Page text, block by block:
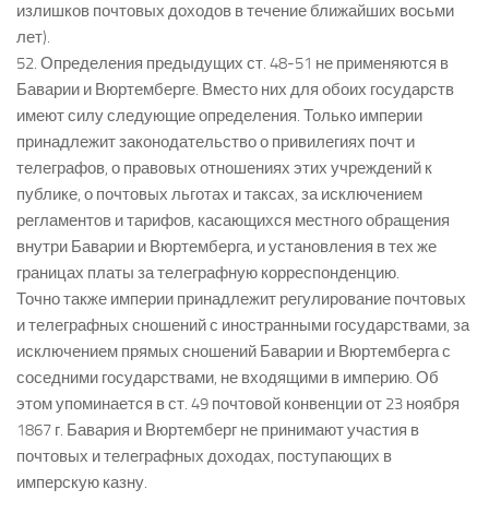
излишков почтовых доходов в течение ближайших восьми
лет).
52. Определения предыдущих ст. 48-51 не применяются в
Баварии и Вюртемберге. Вместо них для обоих государств
имеют силу следующие определения. Только империи
принадлежит законодательство о привилегиях почт и
телеграфов, о правовых отношениях этих учреждений к
публике, о почтовых льготах и таксах, за исключением
регламентов и тарифов, касающихся местного обращения
внутри Баварии и Вюртемберга, и установления в тех же
границах платы за телеграфную корреспонденцию.
Точно также империи принадлежит регулирование почтовых
и телеграфных сношений с иностранными государствами, за
исключением прямых сношений Баварии и Вюртемберга с
соседними государствами, не входящими в империю. Об
этом упоминается в ст. 49 почтовой конвенции от 23 ноября
1867 г. Бавария и Вюртемберг не принимают участия в
почтовых и телеграфных доходах, поступающих в
имперскую казну.